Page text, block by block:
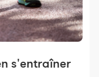
s'entraîner